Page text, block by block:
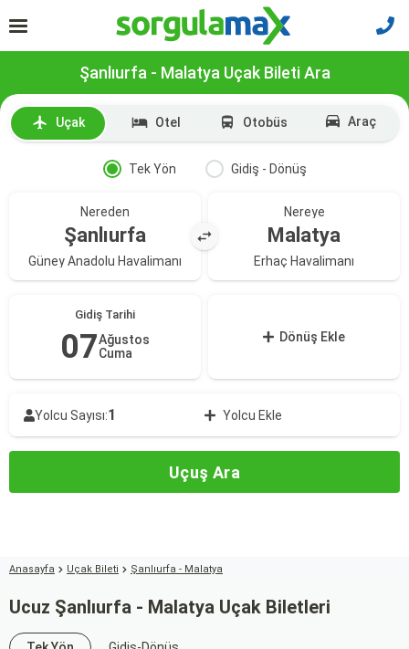
Şanlıurfa - Malatya Uçak Bileti Ara
Uçak Otel Otobüs Araç
Tek Yön Gidiş - Dönüş
Nereden
Şanlıurfa
Güney Anadolu Havalimanı
Nereye
Malatya
Erhaç Havalimanı
Gidiş Tarihi
07Ağustos
Cuma
Dönüş Ekle
Yolcu Sayısı:1 Yolcu Ekle
Uçuş Ara
Anasayfa Uçak Bileti Şanlıurfa - Malatya
Ucuz Şanlıurfa - Malatya Uçak Biletleri